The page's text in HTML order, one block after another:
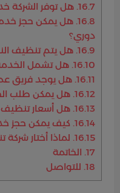
16.7. هل توفر الشركة
16.8. هل يمكن حجز
دوري؟
16.9. هل يتم تنظيف
16.10. هل تشمل
16.11. هل يوجد فريق
16.12. هل يمكن طلب
16.13. هل أسعار تنظيف
16.14. كيف يمكن حجز
16.15. لماذا أختار
17. الخاتمة
18. للتواصل